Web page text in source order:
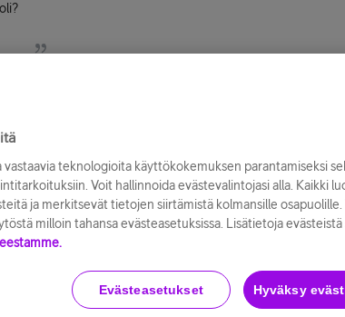
teknologioita käyttökokemuksen parantamiseksi
Voit hallinnoida evästevalintojasi alla. Kaikki
ja merkitsevät tietojen siirtämistä kolmansille osapuolille.
milloin tahansa evästeasetuksissa. Lisätietoja evästeistä
Evästeasetukset Hyväksy